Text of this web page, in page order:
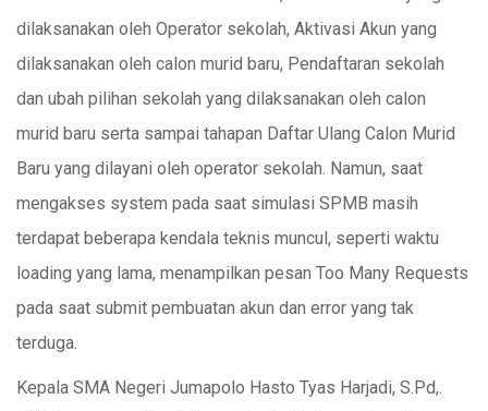
dilaksanakan oleh Operator sekolah, Aktivasi Akun yang
dilaksanakan oleh calon murid baru, Pendaftaran sekolah
dan ubah pilihan sekolah yang dilaksanakan oleh calon
murid baru serta sampai tahapan Daftar Ulang Calon Murid
Baru yang dilayani oleh operator sekolah. Namun, saat
mengakses system pada saat simulasi SPMB masih
terdapat beberapa kendala teknis muncul, seperti waktu
loading yang lama, menampilkan pesan Too Many Requests
pada saat submit pembuatan akun dan error yang tak
terduga.
Kepala SMA Negeri Jumapolo Hasto Tyas Harjadi, S.Pd,.